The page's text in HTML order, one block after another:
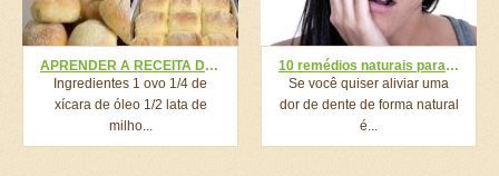
APRENDER A RECEITA DESSE PÃOZINHO FEZ COM QUE EU NUNCA MAIS COMPRASSE PÃO EM PADARIA! É TÃO FÁCIL E TÃO DELICIOSO QUE PARECE MENTIRA!
Ingredientes 1 ovo 1/4 de
xícara de óleo 1/2 lata de
milho...
10 remédios naturais para aliviar uma forte dor de dente
Se você quiser aliviar uma
dor de dente de forma natural
é...